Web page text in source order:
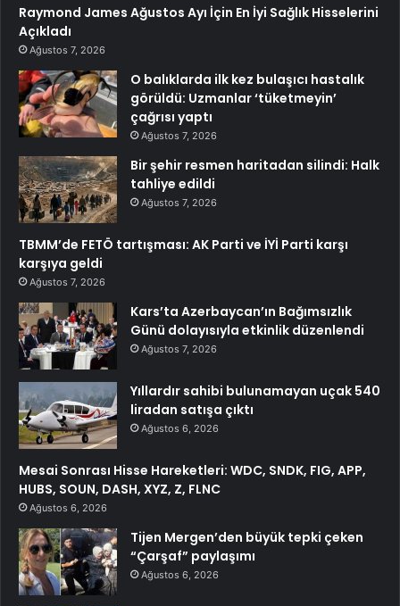
Raymond James Ağustos Ayı İçin En İyi Sağlık Hisselerini
Açıkladı
Ağustos 7, 2026
O balıklarda ilk kez bulaşıcı hastalık
görüldü: Uzmanlar ‘tüketmeyin’
çağrısı yaptı
Ağustos 7, 2026
Bir şehir resmen haritadan silindi: Halk
tahliye edildi
Ağustos 7, 2026
TBMM’de FETÖ tartışması: AK Parti ve İYİ Parti karşı
karşıya geldi
Ağustos 7, 2026
Kars’ta Azerbaycan’ın Bağımsızlık
Günü dolayısıyla etkinlik düzenlendi
Ağustos 7, 2026
Yıllardır sahibi bulunamayan uçak 540
liradan satışa çıktı
Ağustos 6, 2026
Mesai Sonrası Hisse Hareketleri: WDC, SNDK, FIG, APP,
HUBS, SOUN, DASH, XYZ, Z, FLNC
Ağustos 6, 2026
Tijen Mergen’den büyük tepki çeken
“Çarşaf” paylaşımı
Ağustos 6, 2026